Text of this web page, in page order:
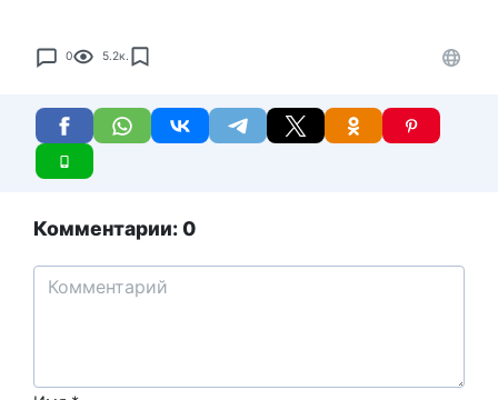
0 5.2к.
Комментарии: 0